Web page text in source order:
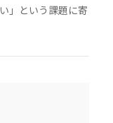
」という課題に寄